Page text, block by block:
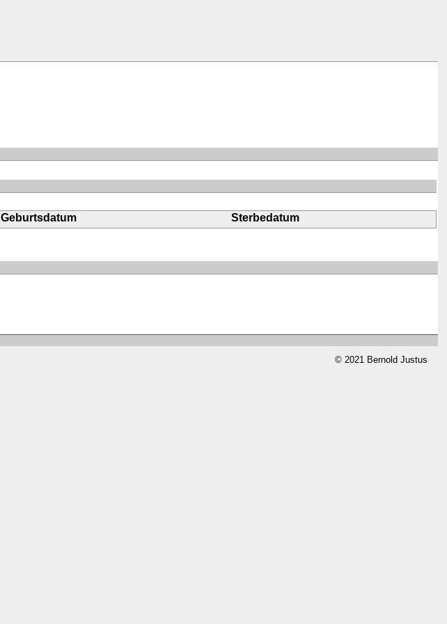
Geburtsdatum
Sterbedatum
© 2021 Bernold Justus